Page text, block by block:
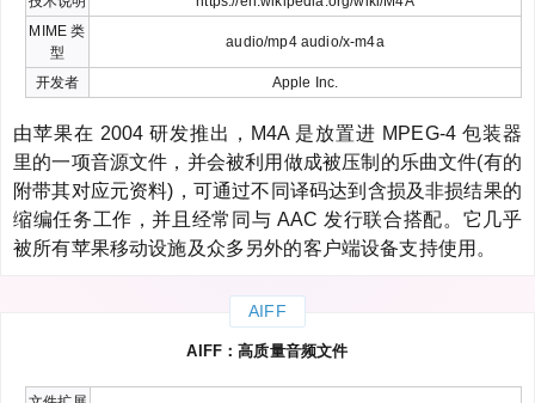
MIME 类
型
audio/mp4 audio/x-m4a
开发者 Apple Inc.
由苹果在 2004 研发推出，M4A 是放置进 MPEG-4 包装器
里的一项音源文件，并会被利用做成被压制的乐曲文件(有的
附带其对应元资料)，可通过不同译码达到含损及非损结果的
缩编任务工作，并且经常同与 AAC 发行联合搭配。它几乎
被所有苹果移动设施及众多另外的客户端设备支持使用。
AIFF
AIFF：高质量音频文件